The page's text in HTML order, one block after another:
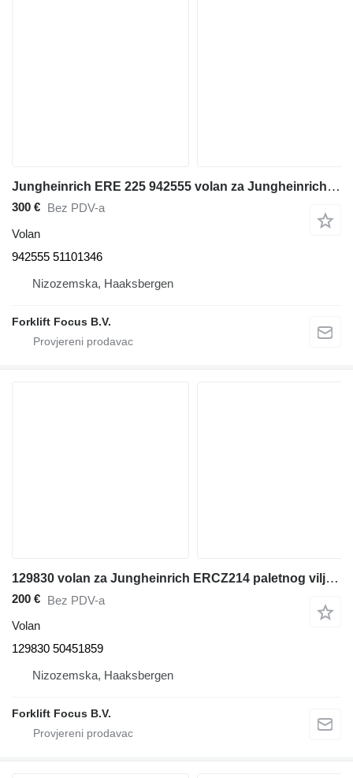
Jungheinrich ERE 225 942555 volan za Jungheinrich ERE 225 paletnog viljuškara
300 € Bez PDV-a
Volan
942555 51101346
Nizozemska, Haaksbergen
Forklift Focus B.V.
129830 volan za Jungheinrich ERCZ214 paletnog viljuškara
200 € Bez PDV-a
Volan
129830 50451859
Nizozemska, Haaksbergen
Forklift Focus B.V.